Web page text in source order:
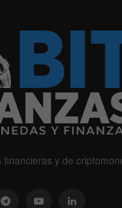
y de